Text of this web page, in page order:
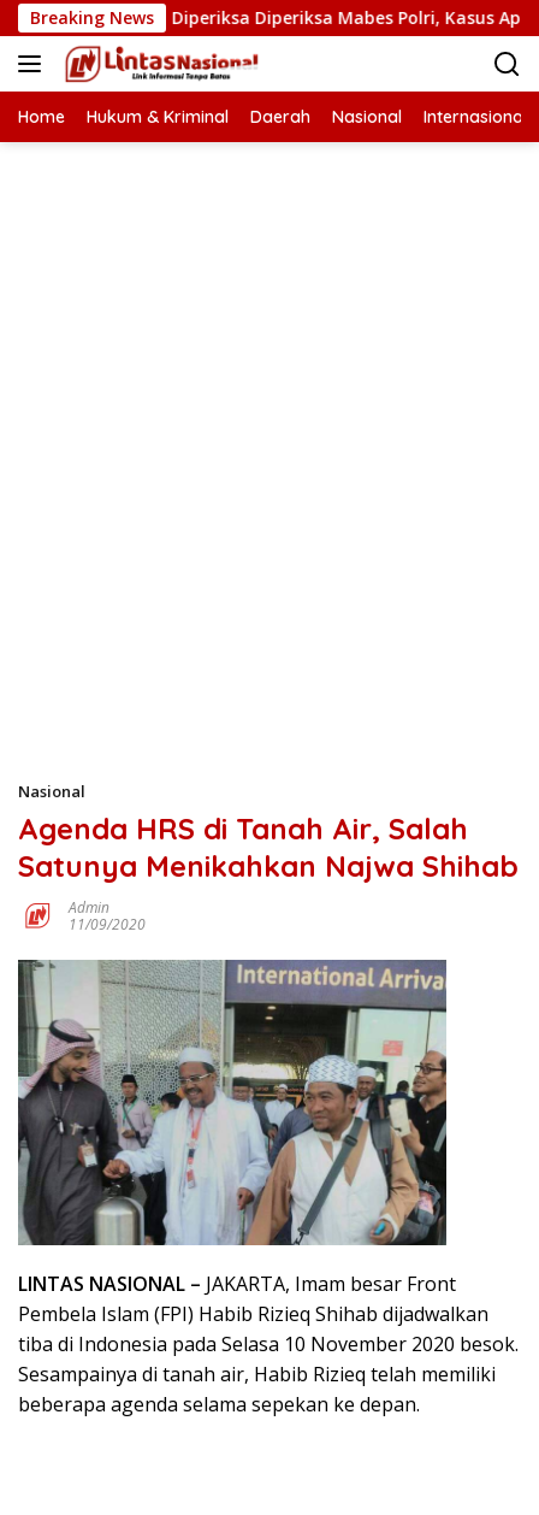
Langsung
ke
konten
Breaking News
Narkoba Diperiksa Diperiksa Mabes Polri, Kasus Apa?
Home Hukum & Kriminal Daerah Nasional Internasional
Nasional
Agenda HRS di Tanah Air, Salah
Satunya Menikahkan Najwa Shihab
Admin
11/09/2020
LINTAS NASIONAL – JAKARTA, Imam besar Front
Pembela Islam (FPI) Habib Rizieq Shihab dijadwalkan
tiba di Indonesia pada Selasa 10 November 2020 besok.
Sesampainya di tanah air, Habib Rizieq telah memiliki
beberapa agenda selama sepekan ke depan.